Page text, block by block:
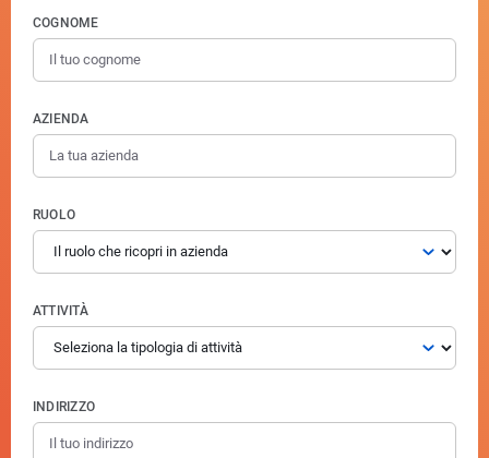
COGNOME
AZIENDA
RUOLO
ATTIVITÀ
INDIRIZZO